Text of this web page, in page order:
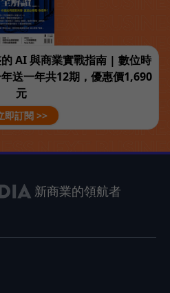
AI 與商業實戰指南 | 數位時
送一年共12期，優惠價1,690
元
即訂閱 >>
新商業的領航者